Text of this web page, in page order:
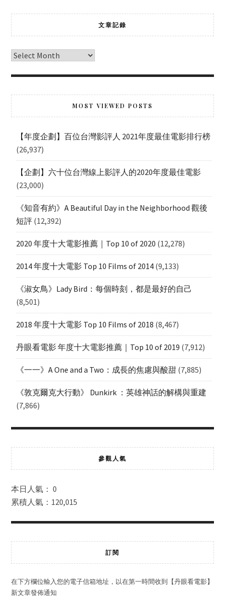
文章記錄
MOST VIEWED POSTS
【年度企劃】百位台灣影評人 2021年度最佳電影排行榜
(26,937)
【企劃】六十位台灣線上影評人的2020年度最佳電影
(23,000)
《知音有約》A Beautiful Day in the Neighborhood 觀後
短評 (12,392)
2020 年度十大電影推薦｜Top 10 of 2020 (12,278)
2014 年度十大電影 Top 10 Films of 2014 (9,133)
《淑女鳥》Lady Bird：每個時刻，都是最好的自己
(8,501)
2018 年度十大電影 Top 10 Films of 2018 (8,467)
丹眼看電影 年度十大電影推薦｜Top 10 of 2019 (7,912)
《一一》A One and a Two：成長的焦慮與酸甜 (7,885)
《敦克爾克大行動》 Dunkirk ：英雄神話的解構與重建
(7,866)
參觀人氣
本日人氣： 0
累積人氣：120,015
訂閱
在下方欄位輸入您的電子信箱地址，以在第一時間收到【丹眼看電影】
新文章發佈通知